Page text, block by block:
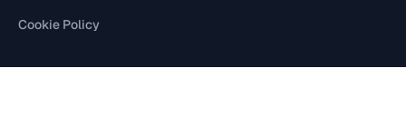
Cookie Policy